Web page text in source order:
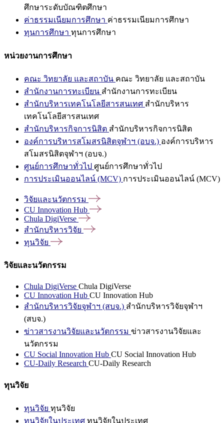
ศึกษาระดับบัณฑิตศึกษา
ค่าธรรมเนียมการศึกษา ค่าธรรมเนียมการศึกษา
ทุนการศึกษา ทุนการศึกษา
หน่วยงานการศึกษา
คณะ วิทยาลัย และสถาบัน คณะ วิทยาลัย และสถาบัน
สำนักงานการทะเบียน สำนักงานการทะเบียน
สำนักบริหารเทคโนโลยีสารสนเทศ สำนักบริหาร
เทคโนโลยีสารสนเทศ
สำนักบริหารกิจการนิสิต สำนักบริหารกิจการนิสิต
องค์การบริหารสโมสรนิสิตจุฬาฯ (อบจ.) องค์การบริหาร
สโมสรนิสิตจุฬาฯ (อบจ.)
ศูนย์การศึกษาทั่วไป ศูนย์การศึกษาทั่วไป
การประเมินออนไลน์ (MCV) การประเมินออนไลน์ (MCV)
วิจัยและนวัตกรรม
CU Innovation Hub
Chula DigiVerse
สำนักบริหารวิจัย
ทุนวิจัย
วิจัยและนวัตกรรม
Chula DigiVerse Chula DigiVerse
CU Innovation Hub CU Innovation Hub
สำนักบริหารวิจัยจุฬาฯ (สบจ.) สำนักบริหารวิจัยจุฬาฯ
(สบจ.)
ข่าวสารงานวิจัยและนวัตกรรม ข่าวสารงานวิจัยและ
นวัตกรรม
CU Social Innovation Hub CU Social Innovation Hub
CU-Daily Research CU-Daily Research
ทุนวิจัย
ทุนวิจัย ทุนวิจัย
ทุนวิจัยในประเทศ ทุนวิจัยในประเทศ